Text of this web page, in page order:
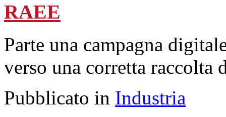
RAEE
Parte una campagna
verso una corretta
Pubblicato in Industria